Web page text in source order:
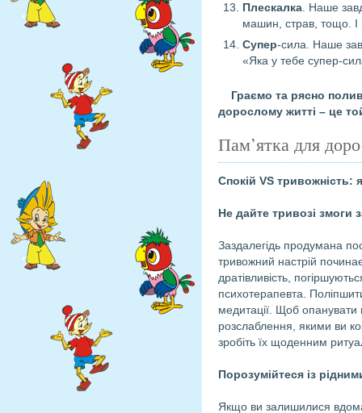
Плескалка . Наше
машин, страв, тощо. І
Супер-сила. Наше
«Яка у тебе супер-
Граємо та рясно
дорослому житті – це
Пам’ятка для
Спокій VS тривожність:
Не дайте тривозі змоги
Заздалегідь продумана
тривожний настрій
дратівливість,
психотерапевта.
медитації. Щоб опанувати
розслаблення, якими ви
зробіть їх щоденним
Порозумійтеся із
Якщо ви залишилися